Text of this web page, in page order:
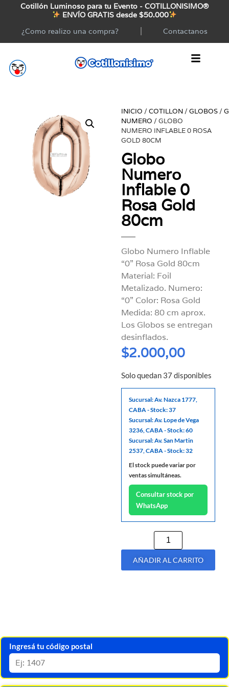
Cotillón Luminoso para tu Evento - COTILLONISIMO®
ENVÍO GRATIS desde $50.000
¿Como realizo una compra?
Contactanos
INICIO /COTILLON /GLOBOS /
NUMERO / GLOBO
NUMERO INFLABLE 0 ROSA
GOLD 80CM
Globo
Numero
Inflable 0
Rosa Gold
80cm
Globo Numero Inflable
“0” Rosa Gold 80cm
Material: Foil
Metalizado. Numero:
“0” Color: Rosa Gold
Medida: 80 cm aprox.
Los Globos se entregan
desinflados.
$2.000,00
Solo quedan 37 disponibles
Sucursal: Av. Nazca 1777,
CABA - Stock: 37
Sucursal: Av. Lope de Vega
3236, CABA - Stock: 60
Sucursal: Av. San Martin
2537, CABA - Stock: 32
El stock puede variar por
ventas simultáneas.
Consultar stock por
WhatsApp
AÑADIR AL CARRITO
Ingresá tu código postal